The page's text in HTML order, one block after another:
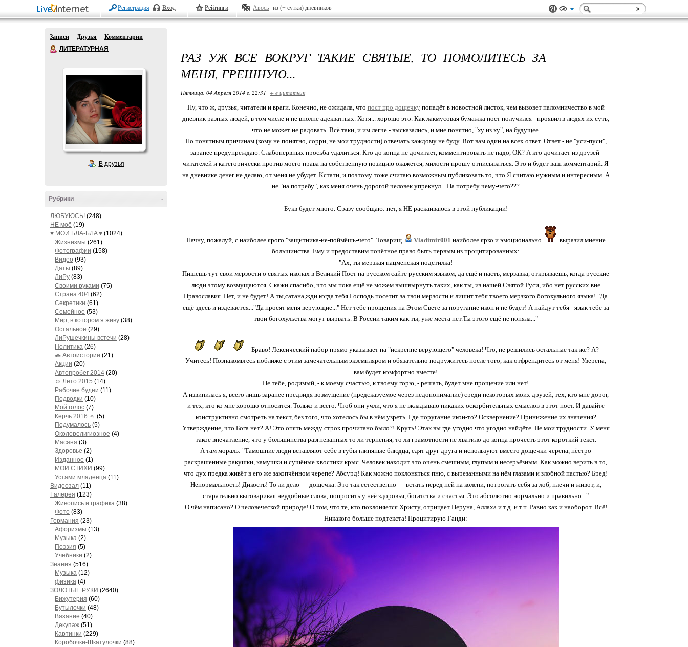
Регистрация Вход Рейтинги Авось из (+ сутки) дневников
Записи Друзья
Комментарии
ЛИТЕРАТУРНАЯ
В друзья
-
Рубрики
ЛЮБУЮСЬ! (248)
НЕ моё (19)
♥ МОИ БЛA-БЛA ♥ (1024)
Жизнизмы (261)
Фотографии (158)
Видео (93)
Даты (89)
ЛиРу (83)
Своими руками (75)
Страна 404 (62)
Секретики (61)
Семейное (53)
Мир, в котором я живу (38)
Остальное (29)
ЛиРушечкины встечи (28)
Политика (26)
🚗 Автоистории (21)
Акции (20)
Автопробег 2014 (20)
☺ Лето 2015 (14)
Рабочие будни (11)
Подводки (10)
Мой голос (7)
Керчь 2016 🔅 (5)
Подумалось (5)
Околорелигиозное (4)
Масяня (3)
Здоровье (2)
Изданное (1)
МОИ СТИХИ (99)
Устами младенца (11)
Видеозал (11)
Гaлерея (123)
Живопись и грaфикa (38)
Фото (83)
Гермaния (23)
Aфоризмы (13)
Музыкa (2)
Поэзия (5)
Учебники (2)
Знания (516)
Музыкa (12)
физика (4)
ЗОЛОТЫЕ РУКИ (2640)
Бижутерия (60)
Бутылочки (48)
Вязaние (40)
Декупaж (51)
Кaртинки (229)
Коробочки-Шкатулочки (88)
РАЗ УЖ ВСЕ ВОКРУГ ТАКИЕ СВЯТЫЕ, ТО ПОМОЛИТЕСЬ ЗА
МЕНЯ, ГРЕШНУЮ...
Пятница, 04 Апреля 2014 г. 22:31 + в цитатник
Ну, что ж, друзья, читатели и враги. Конечно, не ожидала, что пост про дощечкупопадёт в новостной листок, чем вызовет паломничество в мой
дневник разных людей, в том числе и не вполне адекватных. Хотя... хорошо это. Как лакмусовая бумажка пост получился - проявил в людях их суть,
что не может не радовать. Всё таки, и им легче - высказались, и мне понятно, "ху из ху", на будущее.
По понятным причинам (кому не понятно, сорри, не мои трудности) отвечать каждому не буду. Вот вам один на всех ответ. Ответ - не "уси-пуси",
заранее предупреждаю. Слабонервных просьба удалиться. Кто до конца не дочитает, комментировать не надо, ОК? А кто дочитает из друзей-
читателей и категорически против моего права на собственную позицию окажется, милости прошу отписываться. Это и будет ваш комментарий. Я
на дневнике денег не делаю, от меня не убудет. Кстати, и поэтому тоже считаю возможным публиковать то, что Я считаю нужным и интересным. А
не "на потребу", как меня очень дорогой человек упрекнул... На потребу чему-чего???
Букв будет много. Сразу сообщаю: нет, я НЕ раскаиваюсь в этой публикации!
Начну, пожалуй, с наиболее ярого "защитника-не-поймёшь-чего". Товарищ Vladimir001 наиболее ярко и эмоционально
выразил мнение
большинства. Ему и предоставим почётное право быть первым из процитированных:
"Ах, ты мерзкая нацменская подстилка!
Пишешь тут свои мерзости о святых иконах в Великий Пост на русском сайте русским языком, да ещё и пасть, мерзавка, открываешь, когда русские
люди этому возмущаются. Скажи спасибо, что мы пока ещё не можем вышвырнуть таких, как ты, из нашей Святой Руси, ибо нет русских вне
Православия. Нет, и не будет! А ты,сатана,жди когда тебя Господь посетит за твои мерзости и лишит тебя твоего мерзкого богохульного языка! "Да
ещё здесь и издевается..."Да просят меня верующие..." Нет тебе прощения на Этом Свете за поругание икон и не будет! А найдут тебя - язык тебе за
твои богохульства могут вырвать. В России таким как ты, уже места нет.Ты этого ещё не поняла..."
Браво! Лексический набор прямо указывает на "искренне верующего" человека! Что, не решились остальные так же? А?
Учитесь! Познакомьтесь поближе с этим замечательным экземпляром и обязательно подружитесь после того, как отфрендитесь от меня! Уверена,
вам будет комфортно вместе!
Не тебе, родимый, - к моему счастью, к твоему горю, - решать, будет мне прощение или нет!
А извинилась я, всего лишь заранее предвидя возмущение (предсказуемое через недопонимание) среди некоторых моих друзей, тех, кто мне дорог,
и тех, кто ко мне хорошо относится. Только и всего. Чтоб они учли, что я не вкладываю никаких оскорбительных смыслов в этот пост. И давайте
конструктивно смотреть на текст, без того, что хотелось бы в нём узреть. Где поругание икон-то? Осквернение? Принижение их значения?
Утверждение, что Бога нет? А! Это опять между строк прочитано было?! Круть! Этак вы где угодно что угодно найдёте. Не мои трудности. У меня
такое впечатление, что у большинства разгневанных то ли терпения, то ли грамотности не хватило до конца прочесть этот короткий текст.
А там мораль: "Тамошние люди вставляют себе в губы глиняные блюдца, едят друг друга и используют вместо дощечки черепа, пёстро
раскрашенные ракушки, камушки и сушёные хвостики крыс. Человек находит это очень смешным, глупым и несерьёзным. Как можно верить в то,
что дух предка живёт в его же закопчённом черепе? Абсурд! Как можно поклоняться пню, с вырезанными на нём глазами и злобной пастью? Бред!
Ненормальность! Дикость! То ли дело — дощечка. Это так естественно — встать перед ней на колени, потрогать себя за лоб, плечи и живот, и,
старательно выговаривая неудобные слова, попросить у неё здоровья, богатства и счастья. Это абсолютно нормально и правильно..."
О чём написано? О человеческой природе! О том, что те, кто поклоняется Христу, отрицает Перуна, Аллаха и т.д. и т.п. Равно как и наоборот. Всё!
Никакого больше подтекста! Процитирую Ганди: